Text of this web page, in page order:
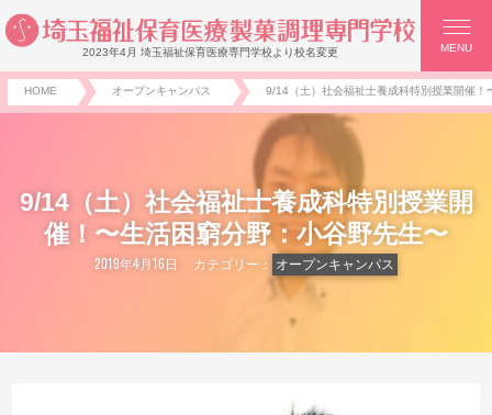
2023年4月 埼玉福祉保育医療専門学校より校名変更 MENU
HOME オープンキャンパス 9/14（土）社会福祉士養成科特別授業開催！
9/14（土）社会福祉士養成科特別授業開
催！〜生活困窮分野：小谷野先生〜
2019年4月16日 カテゴリー： オープンキャンパス